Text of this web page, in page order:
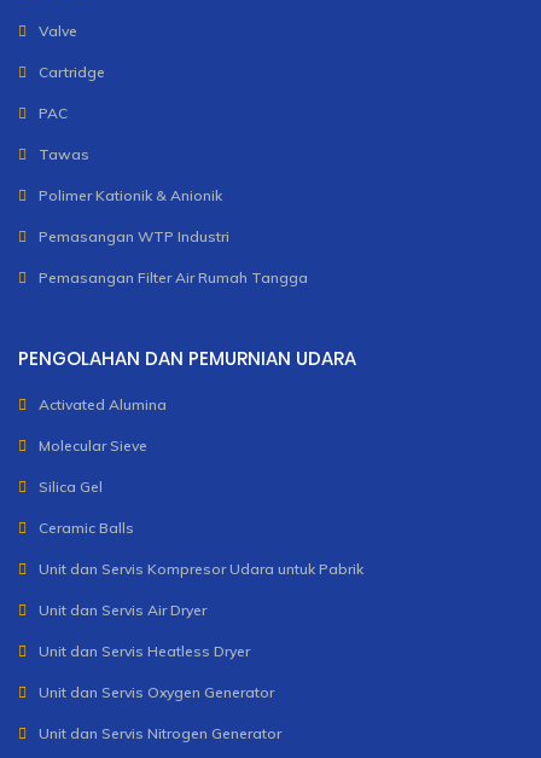
Valve
Cartridge
PAC
Tawas
Polimer Kationik & Anionik
Pemasangan WTP Industri
Pemasangan Filter Air Rumah Tangga
PENGOLAHAN DAN PEMURNIAN UDARA
Activated Alumina
Molecular Sieve
Silica Gel
Ceramic Balls
Unit dan Servis Kompresor Udara untuk Pabrik
Unit dan Servis Air Dryer
Unit dan Servis Heatless Dryer
Unit dan Servis Oxygen Generator
Unit dan Servis Nitrogen Generator